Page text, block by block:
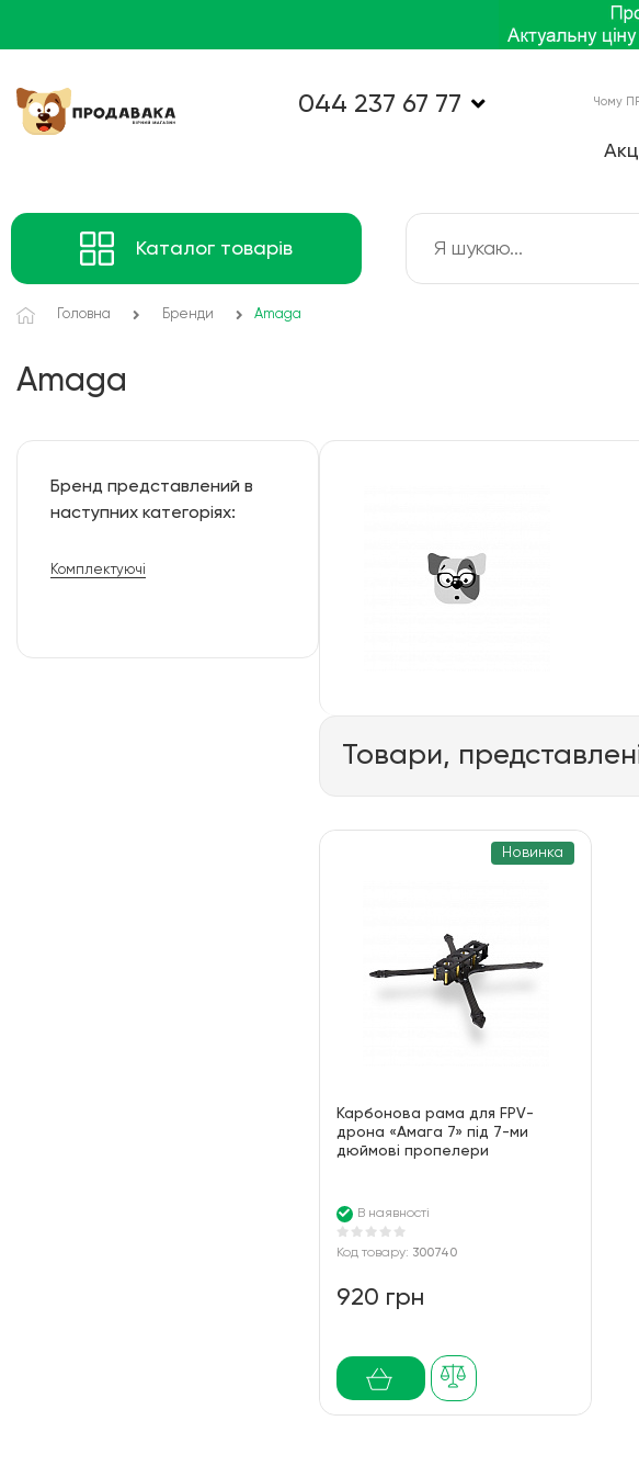
044 237 67 77 Чому
Каталог товарів
Головна Бренди Amaga
Amaga
Бренд представлений в
наступних категоріях:
Комплектуючі
Товари,
Новинка
Карбонова рама для FPV-
дрона «Амага 7» під 7-ми
дюймові пропелери
В наявності
Код товару: 300740
920 грн